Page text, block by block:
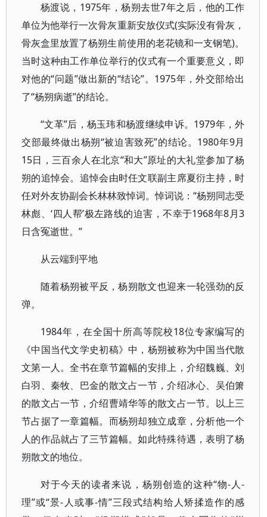
杨渡说，1975年，杨朔去世7年之后，他的工作
单位为他举行一次骨灰重新安放仪式(实际没有骨灰，
骨灰盒里放置了杨朔生前使用的老花镜和一支钢笔)。
当时这种由工作单位举行的仪式有一个重要意义，即
对他的“问题”做出新的“结论”。1975年，外交部给出
了“杨朔病逝”的结论。
“文革”后，杨玉玮和杨渡继续申诉。1979年，外
交部最终做出杨朔“被迫害致死”的结论。1980年9月
15日，三百余人在北京“和大”原址的大礼堂参加了杨
朔的追悼会。追悼会由时任文联副主席夏衍主持，时
任对外友协副会长林林致悼词。悼词说：“杨朔同志受
林彪、‘四人帮’极左路线的迫害，不幸于1968年8月3
日含冤逝世。”
从云端到平地
随着杨朔被平反，杨朔散文也迎来一轮强劲的反
弹。
1984年，在全国十所高等院校18位专家编写的
《中国当代文学史初稿》中，杨朔被称为中国当代散
文第一人。全书在章节篇幅的安排上，介绍魏巍、刘
白羽、秦牧、巴金的散文占一节，介绍冰心、吴伯箫
的散文占一节，介绍曹靖华等的散文占一节。以上三
节占据了一章篇幅。而杨朔却独立成章，分析他一个
人的作品就占了三节篇幅。如此特殊待遇，表明了杨
朔散文的地位。
对于今天的读者来说，杨朔创造的这种“物-人-
理”或“景-人或事-情”三段式结构给人矫揉造作的感